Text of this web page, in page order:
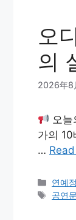
오
의
2026年8
오늘
가의
…
연예
Tags
공연